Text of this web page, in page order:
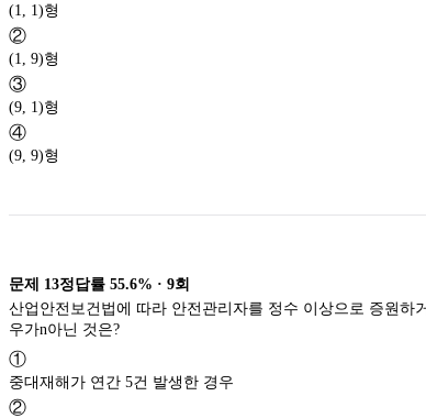
(1, 1)형
②
(1, 9)형
③
(9, 1)형
④
(9, 9)형
문제 13정답률 55.6% · 9회
산업안전보건법에 따라 안전관리자를 정수 이상으로 증원하
우가n아닌 것은?
①
중대재해가 연간 5건 발생한 경우
②